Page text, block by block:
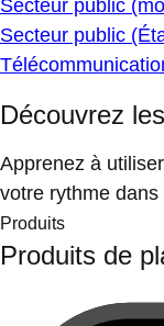
Secteur public
Secteur public
Découvrez
Apprenez à
votre rythme
Produits
Produits de